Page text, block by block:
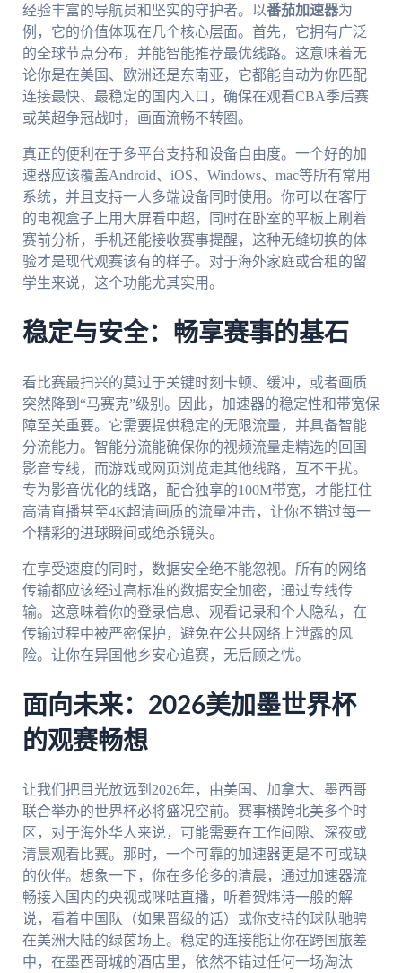
经验丰富的导航员和坚实的守护者。以番茄加速器为
例，它的价值体现在几个核心层面。首先，它拥有广泛
的全球节点分布，并能智能推荐最优线路。这意味着无
论你是在美国、欧洲还是东南亚，它都能自动为你匹配
连接最快、最稳定的国内入口，确保在观看CBA季后赛
或英超争冠战时，画面流畅不转圈。
真正的便利在于多平台支持和设备自由度。一个好的加
速器应该覆盖Android、iOS、Windows、mac等所有常用
系统，并且支持一人多端设备同时使用。你可以在客厅
的电视盒子上用大屏看中超，同时在卧室的平板上刷着
赛前分析，手机还能接收赛事提醒，这种无缝切换的体
验才是现代观赛该有的样子。对于海外家庭或合租的留
学生来说，这个功能尤其实用。
稳定与安全：畅享赛事的基石
看比赛最扫兴的莫过于关键时刻卡顿、缓冲，或者画质
突然降到“马赛克”级别。因此，加速器的稳定性和带宽保
障至关重要。它需要提供稳定的无限流量，并具备智能
分流能力。智能分流能确保你的视频流量走精选的回国
影音专线，而游戏或网页浏览走其他线路，互不干扰。
专为影音优化的线路，配合独享的100M带宽，才能扛住
高清直播甚至4K超清画质的流量冲击，让你不错过每一
个精彩的进球瞬间或绝杀镜头。
在享受速度的同时，数据安全绝不能忽视。所有的网络
传输都应该经过高标准的数据安全加密，通过专线传
输。这意味着你的登录信息、观看记录和个人隐私，在
传输过程中被严密保护，避免在公共网络上泄露的风
险。让你在异国他乡安心追赛，无后顾之忧。
面向未来：2026美加墨世界杯
的观赛畅想
让我们把目光放远到2026年，由美国、加拿大、墨西哥
联合举办的世界杯必将盛况空前。赛事横跨北美多个时
区，对于海外华人来说，可能需要在工作间隙、深夜或
清晨观看比赛。那时，一个可靠的加速器更是不可或缺
的伙伴。想象一下，你在多伦多的清晨，通过加速器流
畅接入国内的央视或咪咕直播，听着贺炜诗一般的解
说，看着中国队（如果晋级的话）或你支持的球队驰骋
在美洲大陆的绿茵场上。稳定的连接能让你在跨国旅差
中，在墨西哥城的酒店里，依然不错过任何一场淘汰